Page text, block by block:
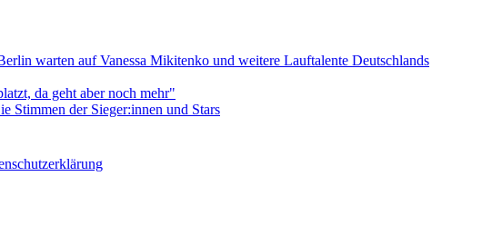
warten auf Vanessa Mikitenko und weitere Lauftalente Deutschlands
da geht aber noch mehr"
Stimmen der Sieger:innen und Stars